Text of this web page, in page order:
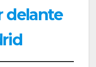
delante